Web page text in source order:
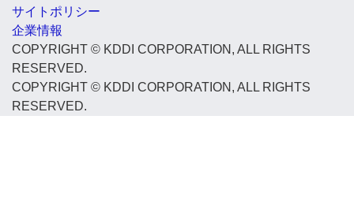
サイトポリシー
企業情報
COPYRIGHT © KDDI CORPORATION, ALL RIGHTS
RESERVED.
COPYRIGHT © KDDI CORPORATION, ALL RIGHTS
RESERVED.